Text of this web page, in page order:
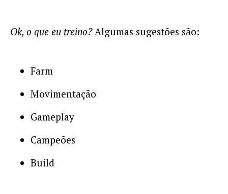
Ok, o que eu treino?Algumas sugestões são:
Farm
Movimentação
Gameplay
Campeões
Build